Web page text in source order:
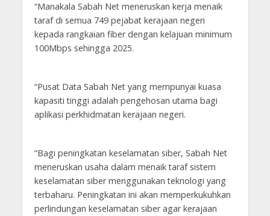
“Manakala Sabah Net meneruskan kerja menaik
taraf di semua 749 pejabat kerajaan negeri
kepada rangkaian fiber dengan kelajuan minimum
100Mbps sehingga 2025.
“Pusat Data Sabah Net yang mempunyai kuasa
kapasiti tinggi adalah pengehosan utama bagi
aplikasi perkhidmatan kerajaan negeri.
“Bagi peningkatan keselamatan siber, Sabah Net
meneruskan usaha dalam menaik taraf sistem
keselamatan siber menggunakan teknologi yang
terbaharu. Peningkatan ini akan memperkukuhkan
perlindungan keselamatan siber agar kerajaan